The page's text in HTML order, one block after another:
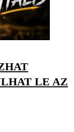
LE AZ